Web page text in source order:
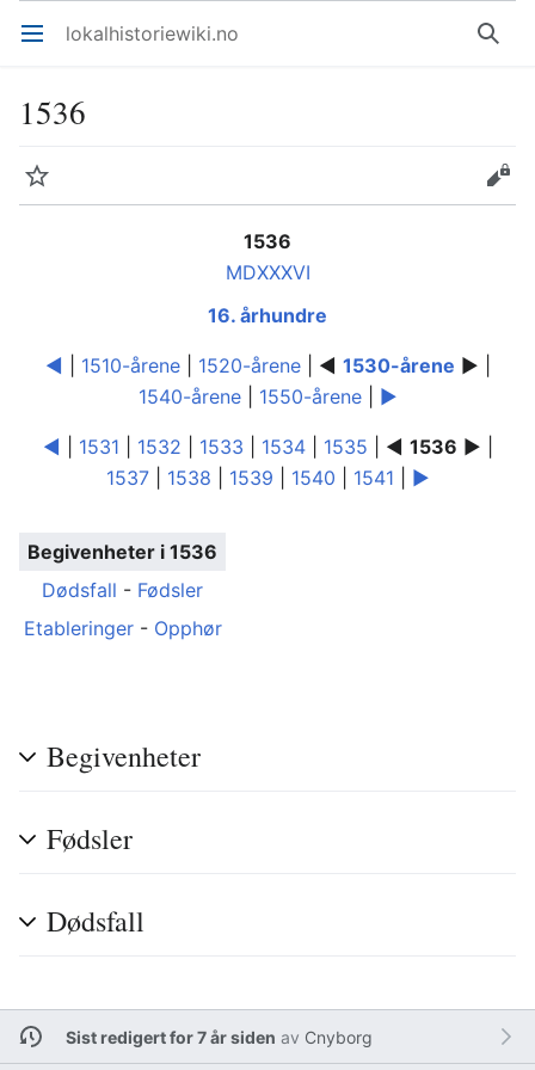
Åpne hovedmenyen lokalhistoriewiki.no Søk
1536
Overvåk Rediger
1536
MDXXXVI
16. århundre
◄ 1510-årene| 1520-årene| ◄ 1530-årene ► |
1540-årene| 1550-årene| ►
◄ 1531 1532 1533 1534| 1535 | ◄ 1536 ► |
1537| 1538 1539 1540 1541 ►
Begivenheter i 1536
Dødsfall - Fødsler
Etableringer- Opphør
Begivenheter
Fødsler
Dødsfall
Sist redigert for 7 år siden av Cnyborg